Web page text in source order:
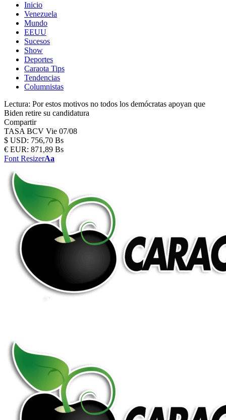
Inicio
Venezuela
Mundo
EEUU
Sucesos
Show
Deportes
Caraota Tips
Tendencias
Columnistas
Lectura: Por estos motivos no todos los demócratas apoyan que
Biden retire su candidatura
Compartir
TASA BCV Vie 07/08
$ USD: 756,70 Bs
€ EUR: 871,89 Bs
Font ResizerAa